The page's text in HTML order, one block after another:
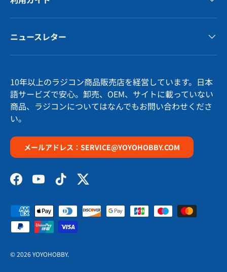
ニュースレター
10年以上のラジコン商品販売店を経営しています。日本
語サービズで安心。卸売、OEM、サイトに載っていない
商品、ラジコンについてはなんでもお問い合わせくださ
い。
メールアドレス：SERVICE@YOYOHOBBY.COM
FacebookYouTubeTikTokTwitter
支払方法
© 2026YOYOHOBBY.